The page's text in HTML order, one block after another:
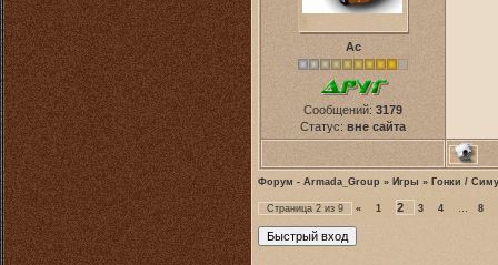
Ас
Сообщений: 3179
Статус: вне сайта
Форум - Armada_Group » Игры » Гонки /
Страница 2 из 9 « 1 2 3 4 … 8